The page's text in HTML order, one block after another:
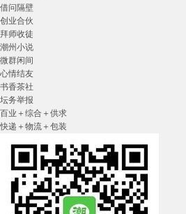
借问隔壁
创业合伙
拜师收徒
潮州小说
微群闲间
心情结友
书香茶社
坛务举报
百业＋综合＋供求
快递＋物流＋包装